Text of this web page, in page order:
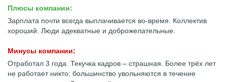
Плюсы компании:
Зарплата почти всегда выплачивается во-время. Коллектив
хороший. Люди адекватные и доброжелательные.
Минусы компании:
Отработал 3 года. Текучка кадров – страшная. Более трёх лет
не работает никто; большинство увольняются в течение